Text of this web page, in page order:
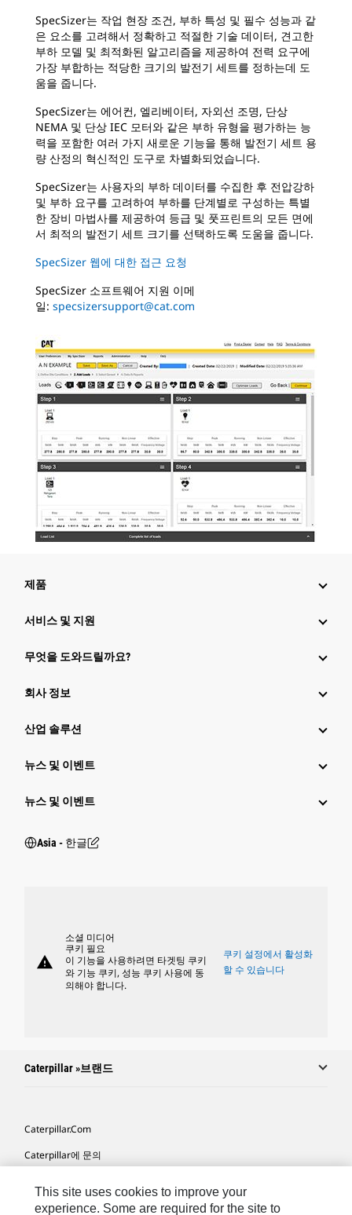
SpecSizer는 작업 현장 조건, 부하 특성 및 필수 성능과 같
은 요소를 고려해서 정확하고 적절한 기술 데이터, 견고한
부하 모델 및 최적화된 알고리즘을 제공하여 전력 요구에
가장 부합하는 적당한 크기의 발전기 세트를 정하는데 도
움을 줍니다.
SpecSizer는 에어컨, 엘리베이터, 자외선 조명, 단상
NEMA 및 단상 IEC 모터와 같은 부하 유형을 평가하는 능
력을 포함한 여러 가지 새로운 기능을 통해 발전기 세트 용
량 산정의 혁신적인 도구로 차별화되었습니다.
SpecSizer는 사용자의 부하 데이터를 수집한 후 전압강하
및 부하 요구를 고려하여 부하를 단계별로 구성하는 특별
한 장비 마법사를 제공하여 등급 및 풋프린트의 모든 면에
서 최적의 발전기 세트 크기를 선택하도록 도움을 줍니다.
SpecSizer 웹에 대한 접근 요청
SpecSizer 소프트웨어 지원 이메
일: specsizersupport@cat.com
제품
서비스 및 지원
무엇을 도와드릴까요?
회사 정보
산업 솔루션
뉴스 및 이벤트
뉴스 및 이벤트
Asia - 한글
warning
소셜 미디어
쿠키 필요
이 기능을 사용하려면 타겟팅 쿠키
와 기능 쿠키, 성능 쿠키 사용에 동
의해야 합니다.
쿠키 설정에서 활성화
할 수 있습니다
Caterpillar »브랜드
Caterpillar.com
Caterpillar에 문의
사이트 맵
This site uses cookies to improve your
experience. Some are required for the site to